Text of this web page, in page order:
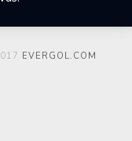
EVERGOL.COM